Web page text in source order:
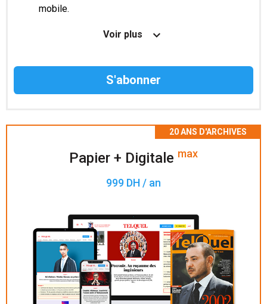
mobile.
Le magazine TelQuel en numérique avant la sortie
Voir plus
Papier + Digitale max
999 DH / an